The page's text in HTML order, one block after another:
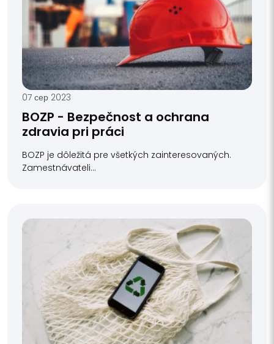
07 сер 2023
BOZP - Bezpečnost a ochrana
zdravia pri práci
BOZP je dôležitá pre všetkých zainteresovaných.
Zamestnávateli...